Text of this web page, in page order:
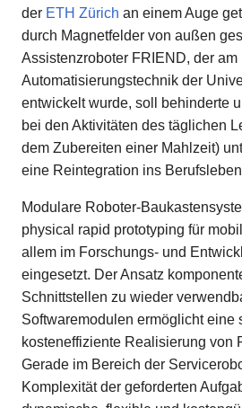
der ETH Zürich an einem Auge
durch Magnetfelder von außen
Assistenzroboter FRIEND, der am
Automatisierungstechnik der
entwickelt wurde, soll behinderte
bei den Aktivitäten des täglichen
dem Zubereiten einer Mahlzeit)
eine Reintegration ins
Modulare Roboter-
physical rapid prototyping für
allem im Forschungs- und
eingesetzt. Der Ansatz
Schnittstellen zu wieder
Softwaremodulen ermöglicht eine
kosteneffiziente Realisierung von
Gerade im Bereich der
Komplexität der geforderten